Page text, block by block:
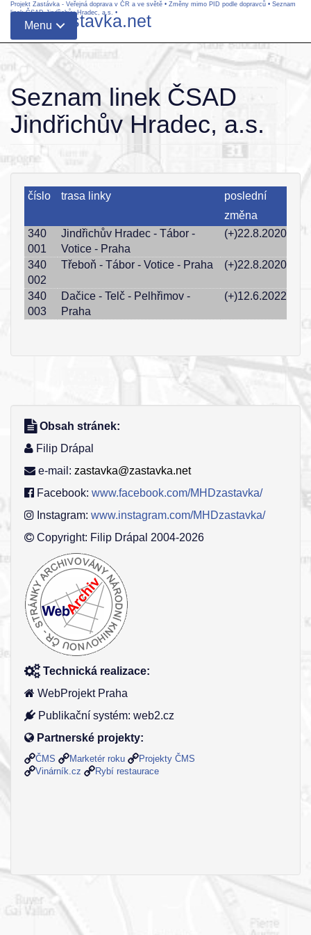
Projekt Zastávka - Veřejná doprava v ČR a ve světě • Změny mimo PID podle dopravců • Seznam
linek ČSAD Jindřichův Hradec, a.s. •
Menu
www.zastavka.net
Seznam linek ČSAD
Jindřichův Hradec, a.s.
číslo trasa linky
poslední
změna
340
001
Jindřichův Hradec - Tábor -
Votice - Praha
(+)22.8.2020
340
002
Třeboň - Tábor - Votice - Praha (+)22.8.2020
340
003
Dačice - Telč - Pelhřimov -
Praha
(+)12.6.2022
Obsah stránek:
Filip Drápal
e-mail: zastavka@zastavka.net
Facebook: www.facebook.com/MHDzastavka/
Instagram: www.instagram.com/MHDzastavka/
Copyright: Filip Drápal 2004-2026
Technická realizace:
WebProjekt Praha
Publikační systém: web2.cz
Partnerské projekty:
ČMS Marketér roku
Projekty ČMS
Vinárník.cz
Rybí restaurace